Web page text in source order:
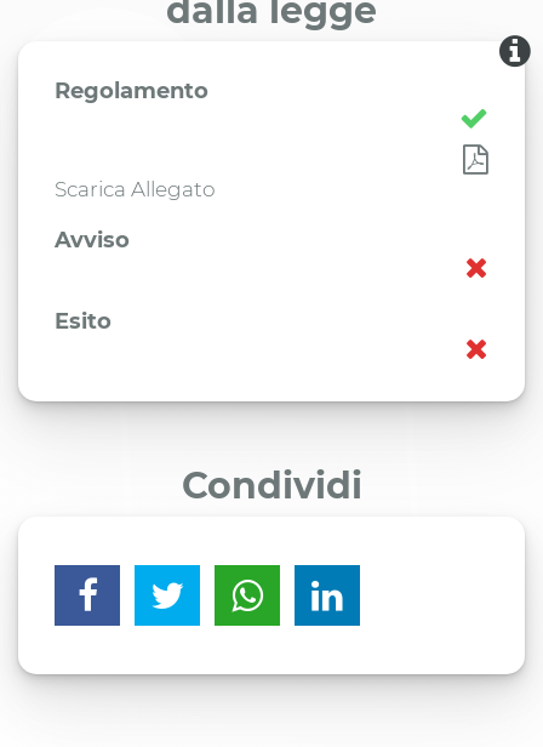
dalla legge
Regolamento
Scarica Allegato
Avviso
Esito
Condividi